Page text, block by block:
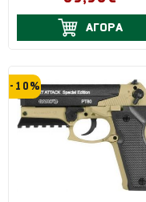
ΑΓΟΡΑ
-10%